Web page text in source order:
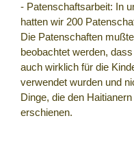
- Patenschaftsarbeit: In
hatten wir 200
Die Patenschaften
beobachtet werden,
auch wirklich für die
verwendet wurden und
Dinge, die den
erschienen.